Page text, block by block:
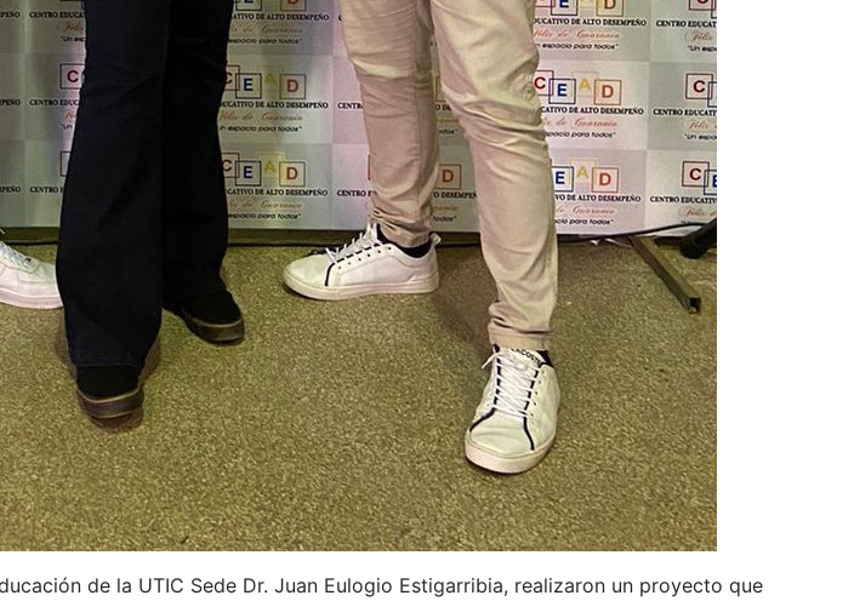
de la UTIC Sede Dr. Juan Eulogio Estigarribia, realizaron un proyecto que